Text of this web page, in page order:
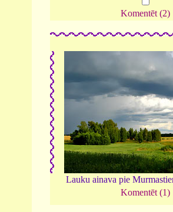
Komentēt (2)
Lauku ainava pie
Komentēt (1)